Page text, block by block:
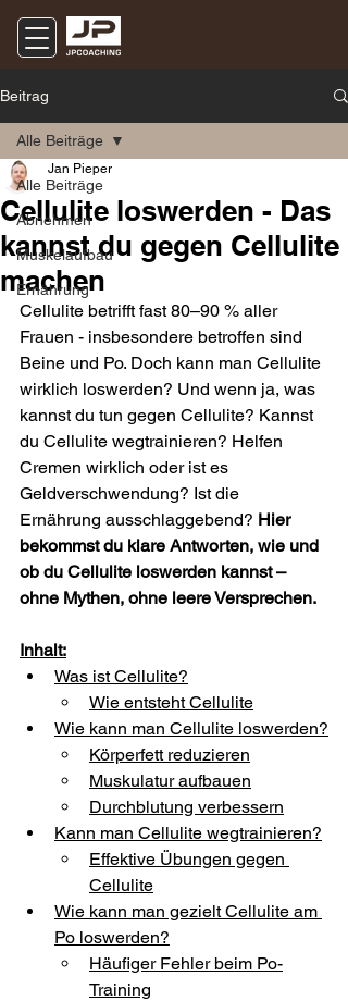
Beitrag
Alle Beiträge
Abnehmen
Muskelaufbau
Ernährung
Alle Beiträge
Cellulite loswerden - Das
kannst du gegen Cellulite
machen
Jan Pieper
Cellulite betrifft fast 80–90 % aller
Frauen - insbesondere betroffen sind
Beine und Po. Doch kann man Cellulite
wirklich loswerden? Und wenn ja, was
kannst du tun gegen Cellulite? Kannst
du Cellulite wegtrainieren? Helfen
Cremen wirklich oder ist es
Geldverschwendung? Ist die
Ernährung ausschlaggebend? Hier
bekommst du klare Antworten, wie und
ob du Cellulite loswerden kannst –
ohne Mythen, ohne leere Versprechen.
Inhalt:
Was ist Cellulite?
Wie entsteht Cellulite
Wie kann man Cellulite loswerden?
Körperfett reduzieren
Muskulatur aufbauen
Durchblutung verbessern
Kann man Cellulite wegtrainieren?
Effektive Übungen gegen
Cellulite
Wie kann man gezielt Cellulite am
Po loswerden?
Häufiger Fehler beim Po-
Training